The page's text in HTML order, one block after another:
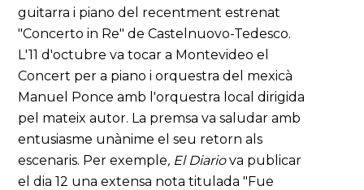
guitarra i piano del recentment estrenat
"Concerto in Re" de Castelnuovo-Tedesco.
L'11 d'octubre va tocar a Montevideo el
Concert per a piano i orquestra del mexicà
Manuel Ponce amb l'orquestra local dirigida
pel mateix autor. La premsa va saludar amb
entusiasme unànime el seu retorn als
escenaris. Per exemple, El Diariova publicar
el dia 12 una extensa nota titulada "Fue